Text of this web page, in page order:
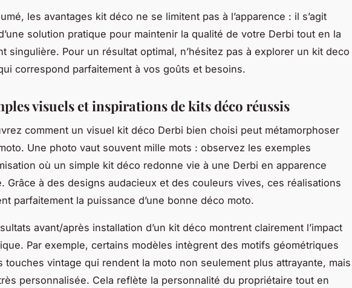
les avantages kit déco ne se limitent pas à l’apparence : il s’agit
solution pratique pour maintenir la qualité de votre Derbi tout en la
singulière. Pour un résultat optimal, n’hésitez pas à explorer un kit deco
correspond parfaitement à vos goûts et besoins.
visuels et inspirations de kits déco réussis
comment un visuel kit déco Derbi bien choisi peut métamorphoser
Une photo vaut souvent mille mots : observez les exemples
où un simple kit déco redonne vie à une Derbi en apparence
Grâce à des designs audacieux et des couleurs vives, ces réalisations
parfaitement la puissance d’une bonne déco moto.
avant/après installation d’un kit déco montrent clairement l’impact
Par exemple, certains modèles intègrent des motifs géométriques
touches vintage qui rendent la moto non seulement plus attrayante, mais
personnalisée. Cela reflète la personnalité du propriétaire tout en